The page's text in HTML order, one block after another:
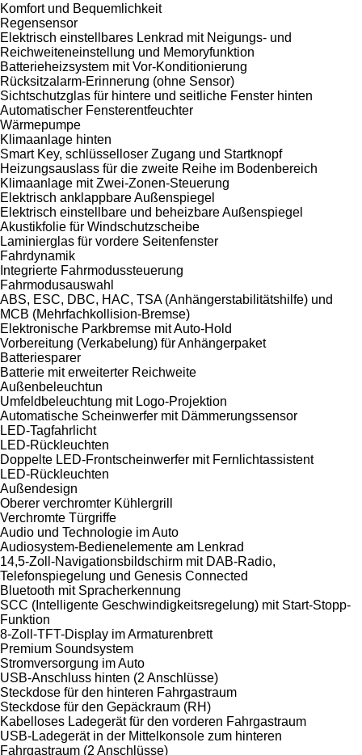
Komfort und Bequemlichkeit
Regensensor
Elektrisch einstellbares Lenkrad mit Neigungs- und
Reichweiteneinstellung und Memoryfunktion
Batterieheizsystem mit Vor-Konditionierung
Rücksitzalarm-Erinnerung (ohne Sensor)
Sichtschutzglas für hintere und seitliche Fenster hinten
Automatischer Fensterentfeuchter
Wärmepumpe
Klimaanlage hinten
Smart Key, schlüsselloser Zugang und Startknopf
Heizungsauslass für die zweite Reihe im Bodenbereich
Klimaanlage mit Zwei-Zonen-Steuerung
Elektrisch anklappbare Außenspiegel
Elektrisch einstellbare und beheizbare Außenspiegel
Akustikfolie für Windschutzscheibe
Laminierglas für vordere Seitenfenster
Fahrdynamik
Integrierte Fahrmodussteuerung
Fahrmodusauswahl
ABS, ESC, DBC, HAC, TSA (Anhängerstabilitätshilfe) und
MCB (Mehrfachkollision-Bremse)
Elektronische Parkbremse mit Auto-Hold
Vorbereitung (Verkabelung) für Anhängerpaket
Batteriesparer
Batterie mit erweiterter Reichweite
Außenbeleuchtun
Umfeldbeleuchtung mit Logo-Projektion
Automatische Scheinwerfer mit Dämmerungssensor
LED-Tagfahrlicht
LED-Rückleuchten
Doppelte LED-Frontscheinwerfer mit Fernlichtassistent
LED-Rückleuchten
Außendesign
Oberer verchromter Kühlergrill
Verchromte Türgriffe
Audio und Technologie im Auto
Audiosystem-Bedienelemente am Lenkrad
14,5-Zoll-Navigationsbildschirm mit DAB-Radio,
Telefonspiegelung und Genesis Connected
Bluetooth mit Spracherkennung
SCC (Intelligente Geschwindigkeitsregelung) mit Start-Stopp-
Funktion
8-Zoll-TFT-Display im Armaturenbrett
Premium Soundsystem
Stromversorgung im Auto
USB-Anschluss hinten (2 Anschlüsse)
Steckdose für den hinteren Fahrgastraum
Steckdose für den Gepäckraum (RH)
Kabelloses Ladegerät für den vorderen Fahrgastraum
USB-Ladegerät in der Mittelkonsole zum hinteren
Fahrgastraum (2 Anschlüsse)